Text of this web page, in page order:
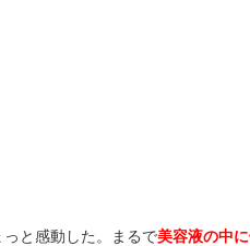
と感動した。まるで美容液の中